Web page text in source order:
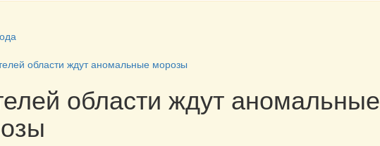
области ждут аномальные морозы
области ждут аномальные